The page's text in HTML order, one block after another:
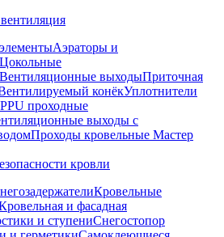
Аэраторы и
Цокольные
Вентиляционные выходыПриточная
конёкУплотнители
проходные
выходы с
Проходы кровельные Мастер
кровли
Кровельные
и фасадная
и ступениСнегостопор